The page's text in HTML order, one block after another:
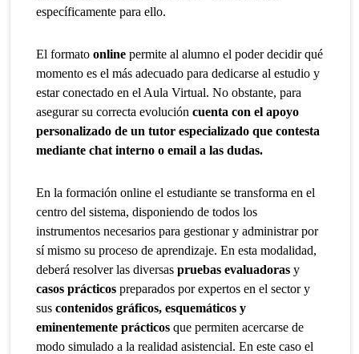
específicamente para ello.
El formato online permite al alumno el poder decidir qué
momento es el más adecuado para dedicarse al estudio y
estar conectado en el Aula Virtual. No obstante, para
asegurar su correcta evolución cuenta con el apoyo
personalizado de un tutor especializado que contesta
mediante chat interno o email a las dudas.
En la formación online el estudiante se transforma en el
centro del sistema, disponiendo de todos los
instrumentos necesarios para gestionar y administrar por
sí mismo su proceso de aprendizaje. En esta modalidad,
deberá resolver las diversaspruebas evaluadoras y
casos prácticospreparados por expertos en el sector y
suscontenidos gráficos, esquemáticos y
eminentemente prácticos que permiten acercarse de
modo simulado a la realidad asistencial. En este caso el